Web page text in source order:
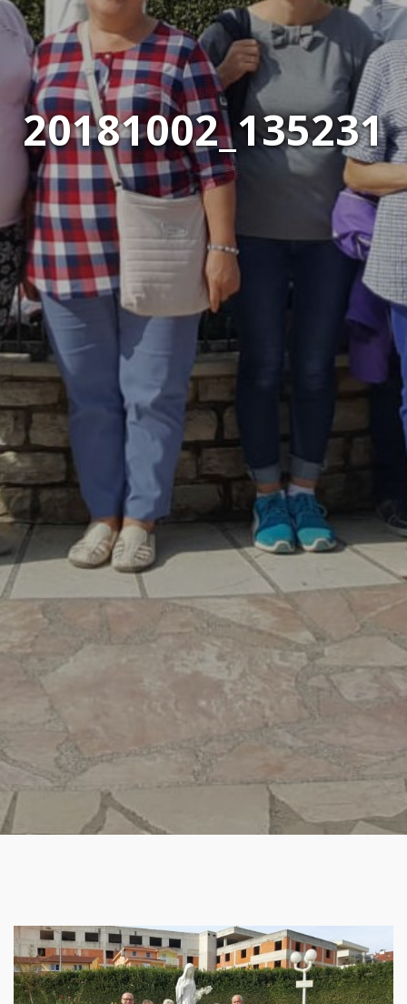
20181002_135231